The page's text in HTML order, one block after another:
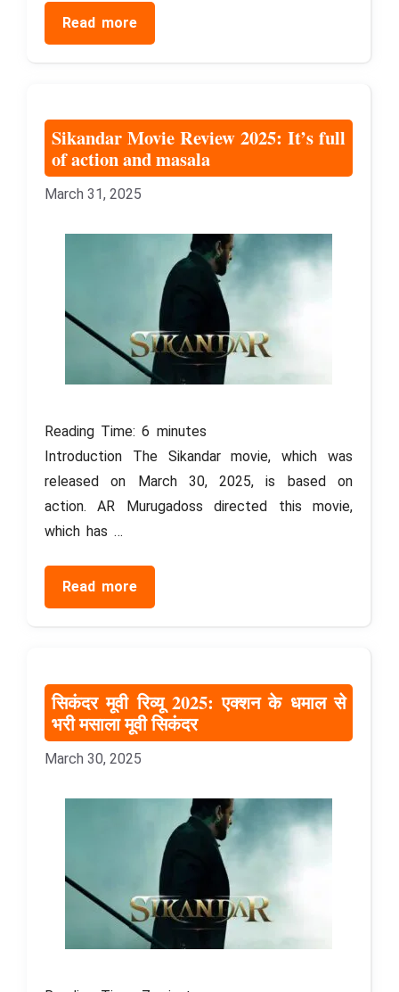
Read more
Sikandar Movie Review 2025: It’s full
of action and masala
March 31, 2025
Reading Time:6 minutes
Introduction The Sikandar movie, which was
released on March 30, 2025, is based on
action. AR Murugadoss directed this movie,
which has …
Read more
सिकंदर मूवी रिव्यू 2025: एक्शन के धमाल से
भरी मसाला मूवी सिकंदर
March 30, 2025